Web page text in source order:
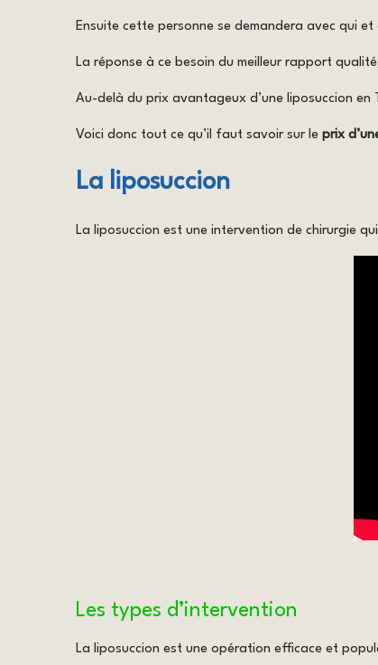
Ensuite cette personne se demandera avec qui
La réponse à ce besoin du meilleur rapport
Au-delà du prix avantageux d’une liposuccion en
Voici donc tout ce qu’il faut savoir sur le prix
La liposuccion
La liposuccion est une intervention de chirurgie
Les types d’intervention
La liposuccion est une opération efficace et